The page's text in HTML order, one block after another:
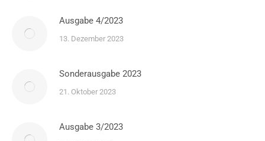
Ausgabe 4/2023
13. Dezember 2023
Sonderausgabe 2023
21. Oktober 2023
Ausgabe 3/2023